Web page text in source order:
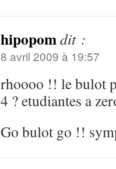
hipopomdit :
8 avril 2009 à 19:57
rhoooo !! le bulot
4 ? etudiantes a
Go bulot go !!